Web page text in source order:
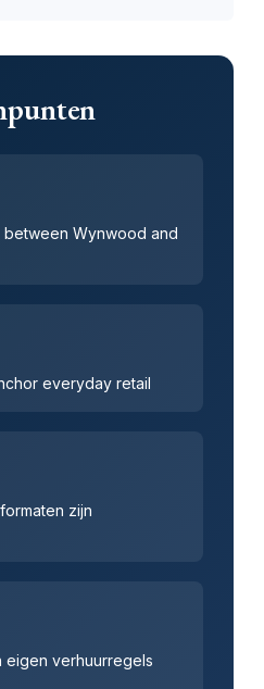
Wynwood and
everyday retail
zijn
eigen verhuurregels